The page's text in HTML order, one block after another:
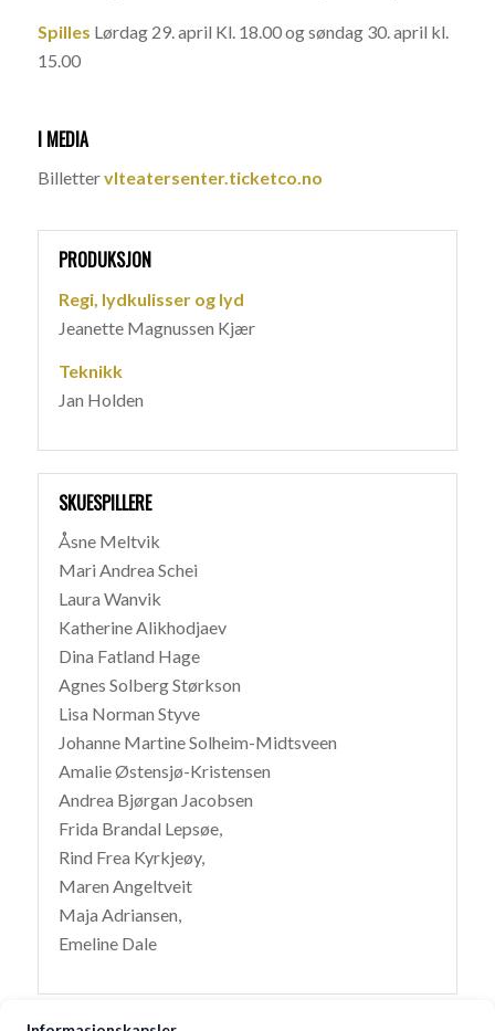
Spilles Lørdag 29. april Kl. 18.00 og søndag 30. april kl.
15.00
I MEDIA
Billettervlteatersenter.ticketco.no
PRODUKSJON
Regi, lydkulisser og lyd
Jeanette Magnussen Kjær
Teknikk
Jan Holden
SKUESPILLERE
Åsne Meltvik
Mari Andrea Schei
Laura Wanvik
Katherine Alikhodjaev
Dina Fatland Hage
Agnes Solberg Størkson
Lisa Norman Styve
Johanne Martine Solheim-Midtsveen
Amalie Østensjø-Kristensen
Andrea Bjørgan Jacobsen
Frida Brandal Lepsøe,
Rind Frea Kyrkjeøy,
Maren Angeltveit
Maja Adriansen,
Emeline Dale